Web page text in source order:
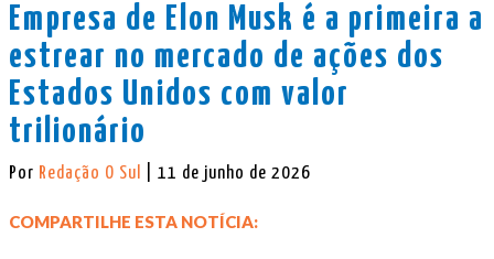
Empresa de Elon Musk é a primeira a
estrear no mercado de ações dos
Estados Unidos com valor
trilionário
Por Redação O Sul | 11 de junho de 2026
COMPARTILHE ESTA NOTÍCIA: